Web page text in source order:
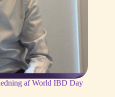
af World IBD Day